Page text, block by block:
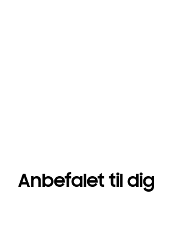
Anbefalet til dig